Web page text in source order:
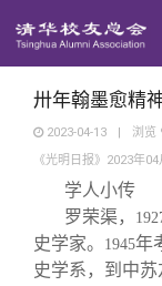
卅年翰墨愈精
2023-04-13 | 浏览
《光明日报》2023年04
学人小传
罗荣渠，
史学家。
1945年
史学系，到中苏